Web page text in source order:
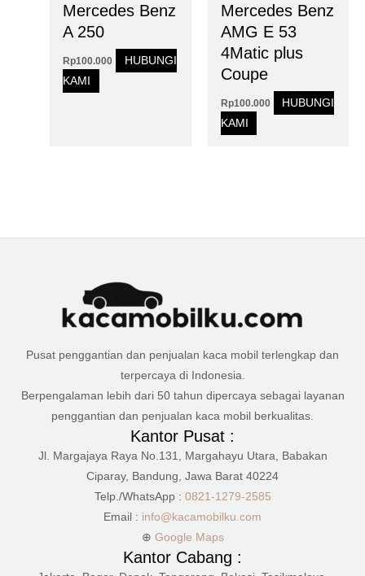
Mercedes Benz
A 250
Rp100.000
HUBUNGI
KAMI
Mercedes Benz
AMG E 53
4Matic plus
Coupe
Rp100.000
HUBUNGI
KAMI
Pusat penggantian dan penjualan kaca mobil terlengkap dan
terpercaya di Indonesia.
Berpengalaman lebih dari 50 tahun dipercaya sebagai layanan
penggantian dan penjualan kaca mobil berkualitas.
Kantor Pusat :
Jl. Margajaya Raya No.131, Margahayu Utara, Babakan
Ciparay, Bandung, Jawa Barat 40224
Telp./WhatsApp : 0821-1279-2585
Email : info@kacamobilku.com
⊕ Google Maps
Kantor Cabang :